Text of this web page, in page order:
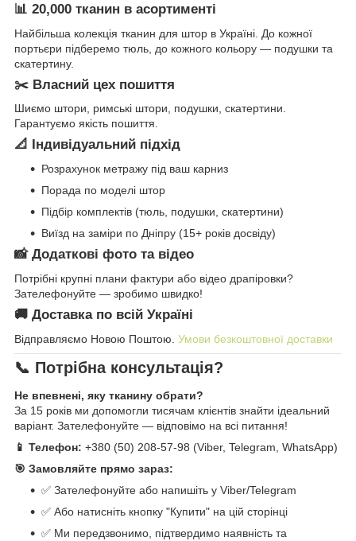
📊 20,000 тканин в асортименті
Найбільша колекція тканин для штор в Україні. До кожної
портьєри підберемо тюль, до кожного кольору — подушки та
скатертину.
✂️ Власний цех пошиття
Шиємо штори, римські штори, подушки, скатертини.
Гарантуємо якість пошиття.
📐 Індивідуальний підхід
Розрахунок метражу під ваш карниз
Порада по моделі штор
Підбір комплектів (тюль, подушки, скатертини)
Виїзд на заміри по Дніпру (15+ років досвіду)
📸 Додаткові фото та відео
Потрібні крупні плани фактури або відео драпіровки?
Зателефонуйте — зробимо швидко!
🚚 Доставка по всій Україні
Відправляємо Новою Поштою. Умови безкоштовної доставки
📞 Потрібна консультація?
Не впевнені, яку тканину обрати?
За 15 років ми допомогли тисячам клієнтів знайти ідеальний
варіант. Зателефонуйте — відповімо на всі питання!
📱 Телефон: +380 (50) 208-57-98 (Viber, Telegram, WhatsApp)
🎯 Замовляйте прямо зараз:
✅ Зателефонуйте або напишіть у Viber/Telegram
✅ Або натисніть кнопку "Купити" на цій сторінці
✅ Ми передзвонимо, підтвердимо наявність та